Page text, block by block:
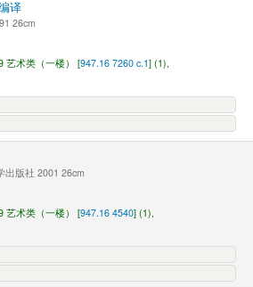
译
26cm
艺术类（一楼） [947.16 7260 c.1] (1),
出版社 2001 26cm
艺术类（一楼） [947.16 4540] (1),